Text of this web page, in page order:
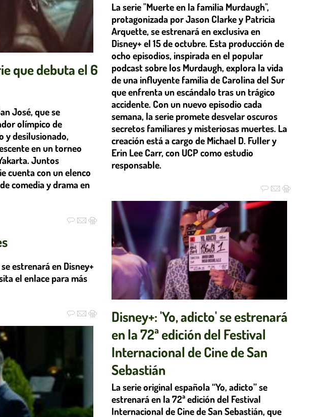
que debuta el 6
José, que se
olímpico de
y desilusionado,
en un torneo
Juntos
cuenta con un elenco
comedia y drama en
estrenará en Disney+
el enlace para más
La serie "Muerte en la familia Murdaugh",
protagonizada por Jason Clarke y Patricia
Arquette, se estrenará en exclusiva en
Disney+ el 15 de octubre. Esta producción de
ocho episodios, inspirada en el popular
podcast sobre los Murdaugh, explora la vida
de una influyente familia de Carolina del Sur
que enfrenta un escándalo tras un trágico
accidente. Con un nuevo episodio cada
semana, la serie promete desvelar oscuros
secretos familiares y misteriosas muertes. La
creación está a cargo de Michael D. Fuller y
Erin Lee Carr, con UCP como estudio
responsable.
Disney+: 'Yo, adicto' se estrenará
en la 72ª edición del Festival
Internacional de Cine de San
Sebastián
La serie original española “Yo, adicto” se
estrenará en la 72ª edición del Festival
Internacional de Cine de San Sebastián, que